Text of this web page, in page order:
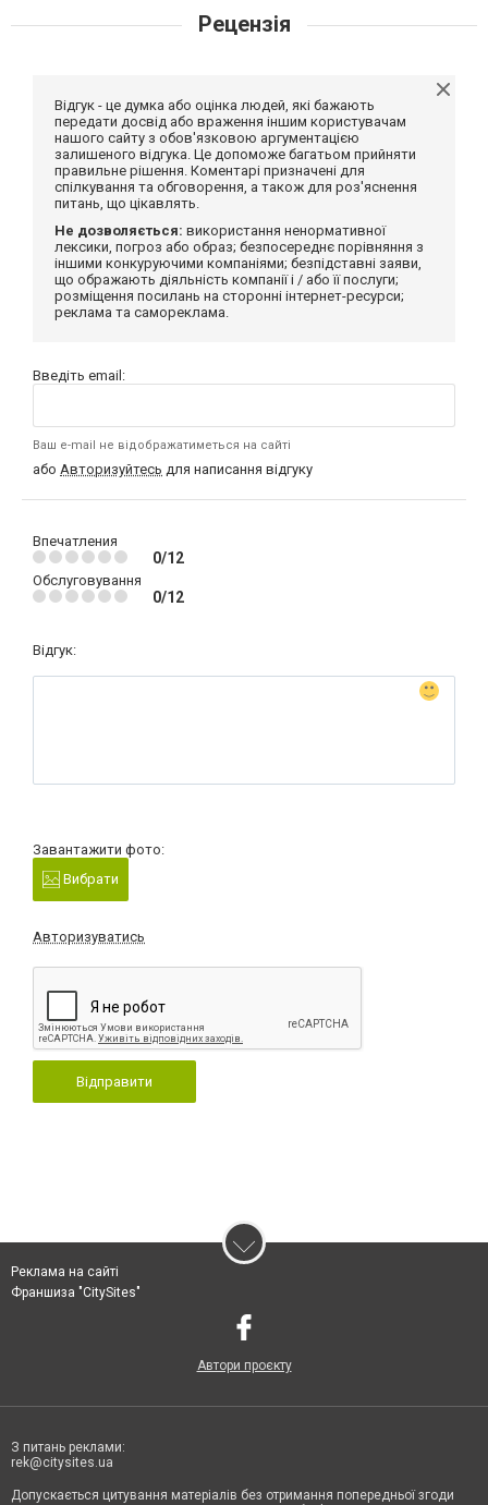
Рецензія
Відгук - це думка або оцінка людей, які бажають
передати досвід або враження іншим користувачам
нашого сайту з обов'язковою аргументацією
залишеного відгука. Це допоможе багатьом прийняти
правильне рішення. Коментарі призначені для
спілкування та обговорення, а також для роз'яснення
питань, що цікавлять.
Не дозволяється: використання ненормативної
лексики, погроз або образ; безпосереднє порівняння з
іншими конкуруючими компаніями; безпідставні заяви,
що ображають діяльність компанії і / або її послуги;
розміщення посилань на сторонні інтернет-ресурси;
реклама та самореклама.
Введіть email:
Ваш e-mail не відображатиметься на сайті
або Авторизуйтесь для написання відгуку
Впечатления
0/12
Обслуговування
0/12
Відгук:
Завантажити фото:
Вибрати
Авторизуватись
Відправити
Реклама на сайті
Франшиза "CitySites"
Автори проєкту
З питань реклами:
rek@citysites.ua
Допускається цитування матеріалів без отримання попередньої згоди